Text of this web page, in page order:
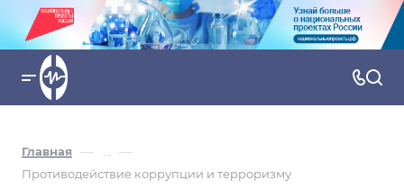
Главная — ... —
Противодействие коррупции и терроризму